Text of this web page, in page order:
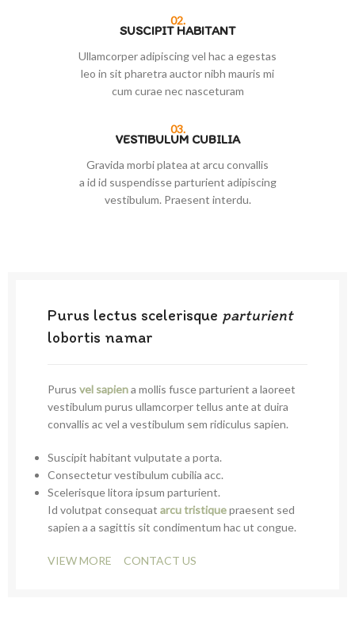
02.
SUSCIPIT HABITANT
Ullamcorper adipiscing vel hac a egestas
leo in sit pharetra auctor nibh mauris mi
cum curae nec nasceturam
03.
VESTIBULUM CUBILIA
Gravida morbi platea at arcu convallis
a id id suspendisse parturient adipiscing
vestibulum. Praesent interdu.
Purus lectus scelerisque parturient
lobortis namar
Purus vel sapiena mollis fusce parturient a laoreet
vestibulum purus ullamcorper tellus ante at duira
convallis ac vel a vestibulum sem ridiculus sapien.
Suscipit habitant vulputate a porta.
Consectetur vestibulum cubilia acc.
Scelerisque litora ipsum parturient.
Id volutpat consequat arcu tristiquepraesent sed
sapien a a sagittis sit condimentum hac ut congue.
VIEW MORE CONTACT US